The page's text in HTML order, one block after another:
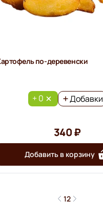
по-деревенски
+ 0 Добавки
340 ₽
Добавить в корзину
12